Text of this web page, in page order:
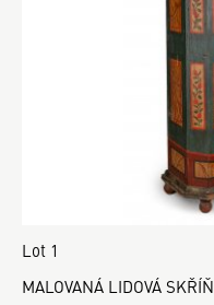
Lot 1
MALOVANÁ LIDOVÁ SKŘÍŇ